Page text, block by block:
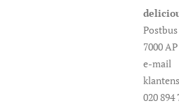
Postbus
7000
e-mail
020 894